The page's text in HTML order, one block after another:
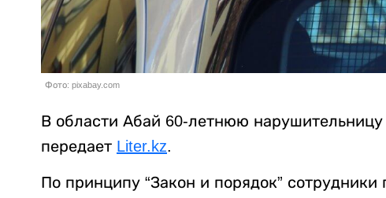
Фото: pixabay.com
В области Абай 60-летнюю
передает Liter.kz.
По принципу “Закон и порядок”